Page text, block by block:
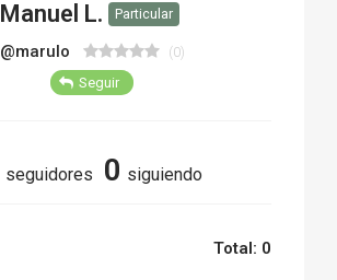
Manuel L. Particular
@marulo (0)
Seguir
seguidores 0 siguiendo
Total: 0